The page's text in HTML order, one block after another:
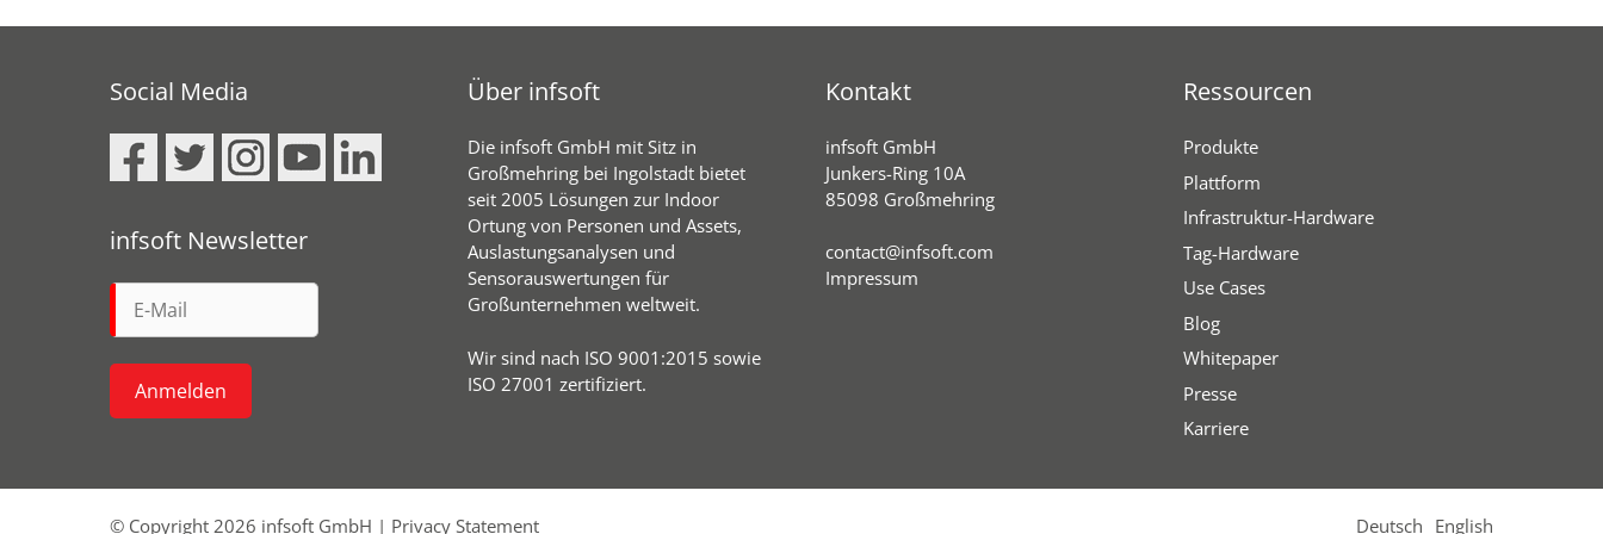
Social Media
infsoft Newsletter
Über infsoft
Die infsoft GmbH mit Sitz in
Großmehring bei Ingolstadt bietet
seit 2005 Lösungen zur Indoor
Ortung von Personen und Assets,
Auslastungsanalysen und
Sensorauswertungen für
Großunternehmen weltweit.
Wir sind nach ISO 9001:2015 sowie
ISO 27001 zertifiziert.
Kontakt
infsoft GmbH
Junkers-Ring 10A
85098 Großmehring
contact@infsoft.com
Impressum
Ressourcen
Produkte
Plattform
Infrastruktur-Hardware
Tag-Hardware
Use Cases
Blog
Whitepaper
Presse
Karriere
Deutsch English
© Copyright 2026 infsoft GmbH | Privacy Statement